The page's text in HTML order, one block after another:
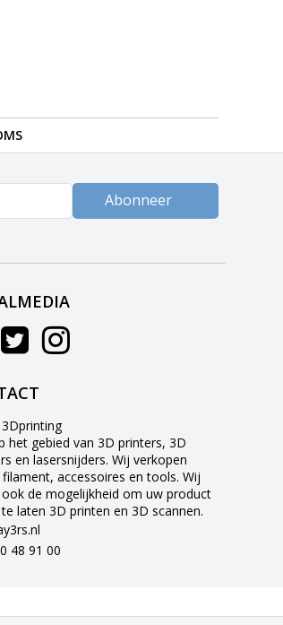
Abonneer
het gebied van 3D printers, 3D
en lasersnijders. Wij verkopen
accessoires en tools. Wij
de mogelijkheid om uw product
laten 3D printen en 3D scannen.
48 91 00